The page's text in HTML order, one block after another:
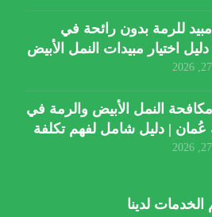
للرمة بدون رائحة في
اختيار مبيدات النمل الأبيض
النمل الأبيض والرمة في
| دليل شامل لفهم تكلفة
المؤثرة
الخدمات لدينا